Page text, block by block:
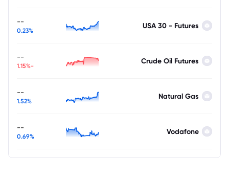
USA 30 - Futures
--
0.23%
Crude Oil Futures
--
-1.15%
Natural Gas
--
1.52%
Vodafone
--
0.69%